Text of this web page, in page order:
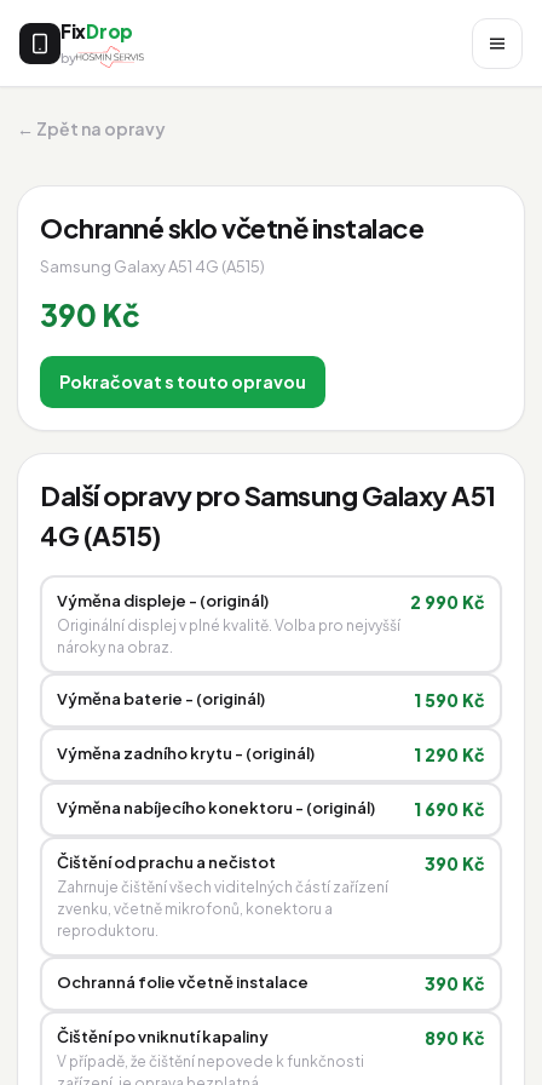
FixDrop
by
← Zpět na opravy
Ochranné sklo včetně instalace
Samsung Galaxy A51 4G (A515)
390 Kč
Pokračovat s touto opravou
Další opravy pro Samsung Galaxy A51
4G (A515)
Výměna displeje - (originál)
Originální displej v plné kvalitě. Volba pro nejvyšší
nároky na obraz.
2 990 Kč
Výměna baterie - (originál) 1 590 Kč
Výměna zadního krytu - (originál) 1 290 Kč
Výměna nabíjecího konektoru - (originál) 1 690 Kč
Čištění od prachu a nečistot
Zahrnuje čištění všech viditelných částí zařízení
zvenku, včetně mikrofonů, konektoru a
reproduktoru.
390 Kč
Ochranná folie včetně instalace 390 Kč
Čištění po vniknutí kapaliny
V případě, že čištění nepovede k funkčnosti
890 Kč